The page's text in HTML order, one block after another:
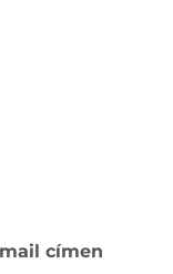
címen